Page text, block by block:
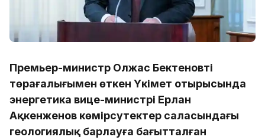
Премьер-министр Олжас Бектеновтің
төрағалығымен өткен Үкімет отырысында
энергетика вице-министрі Ерлан
Ақкенженов көмірсутектер саласындағы
геологиялық барлауға бағытталған